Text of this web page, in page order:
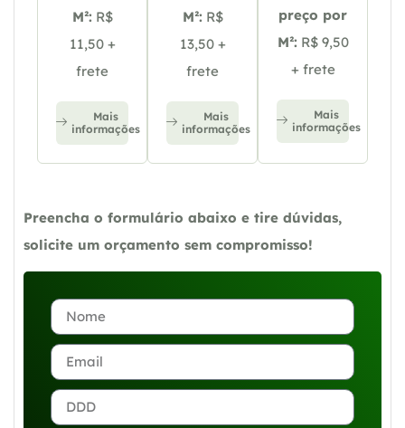
M²: R$
11,50 +
frete
Mais
informações
M²: R$
13,50 +
frete
Mais
informações
preço por
M²: R$ 9,50
+ frete
Mais
informações
Preencha o formulário abaixo e tire dúvidas,
solicite um orçamento sem compromisso!